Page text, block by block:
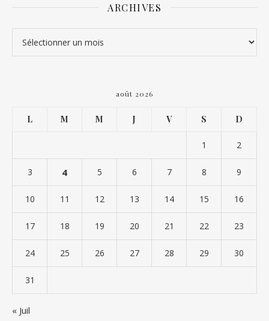
ARCHIVES
août 2026
L M M J V S D
1 2
3 4 5 6 7 8 9
10 11 12 13 14 15 16
17 18 19 20 21 22 23
24 25 26 27 28 29 30
31
« Juil